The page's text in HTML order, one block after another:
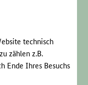
technisch
zählen z.B.
Ende Ihres Besuchs